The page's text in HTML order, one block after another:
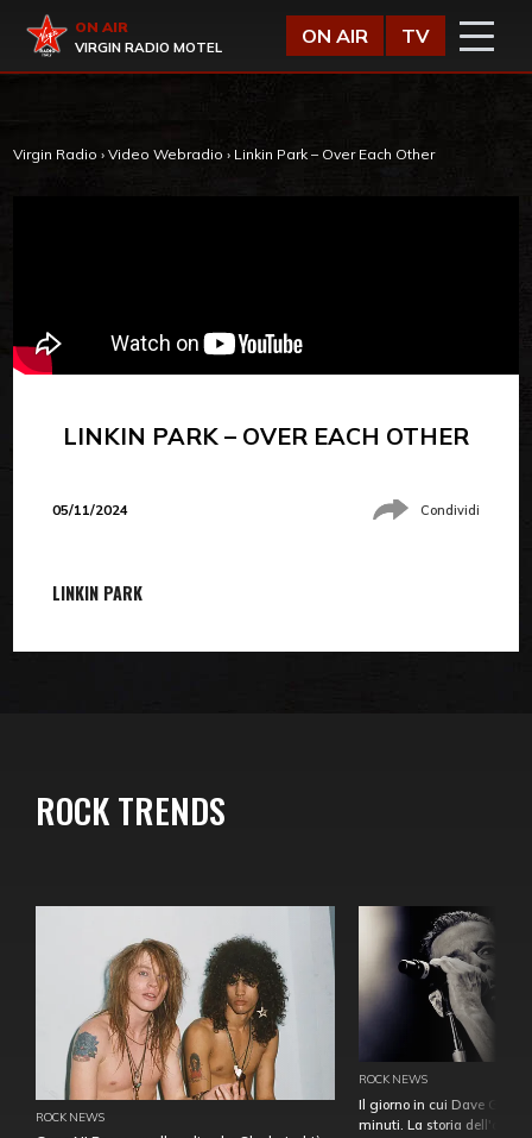
Virgin Radio
ON AIR
VIRGIN RADIO MOTEL
ON AIR TV
Virgin Radio › Video Webradio › Linkin Park – Over Each Other
LINKIN PARK – OVER EACH OTHER
05/11/2024 Condividi
LINKIN PARK
ROCK TRENDS
ROCK NEWS
ROCK NEWS
Il giorno in cui Dave
minuti. La storia